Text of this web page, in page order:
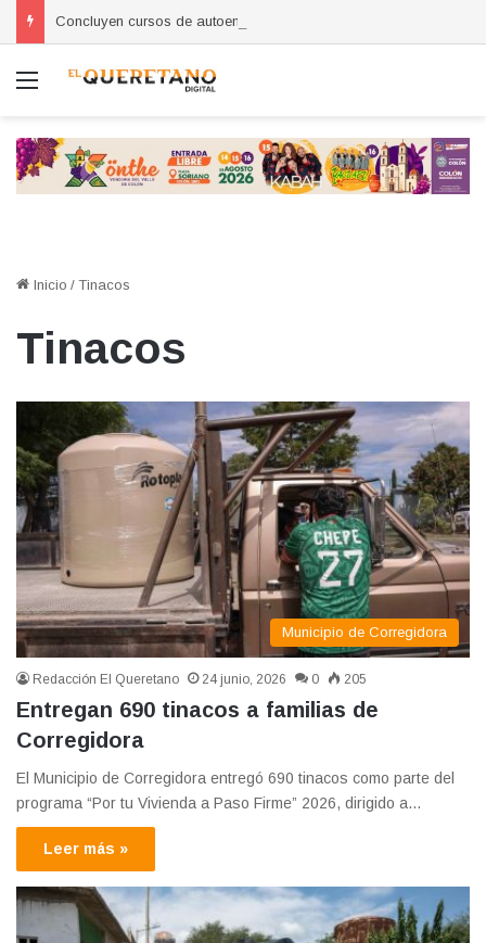
Menú
Inicio / Tinacos
Tinacos
Municipio de Corregidora
Redacción El Queretano 24 junio, 2026 0 205
Entregan 690 tinacos a familias de
Corregidora
El Municipio de Corregidora entregó 690 tinacos como parte del
programa “Por tu Vivienda a Paso Firme” 2026, dirigido a…
Leer más »